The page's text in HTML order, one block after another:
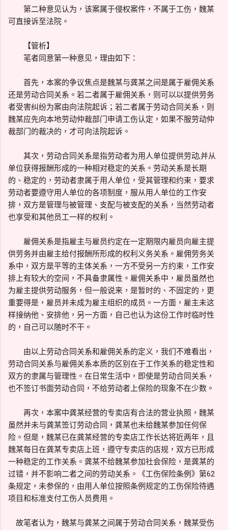
第二种意见认为，该案属于侵权案件，不属于工伤，魏某
可直接诉至法院。
【管析】
笔者同意第一种意见，理由如下：
首先，本案的争议焦点是魏某与龚某之间是属于雇佣关系
还是劳动合同关系。若二者属于雇佣关系，则可以以提供劳务
者受害纠纷为案由向法院起诉；若二者属于劳动合同关系，则
魏某应先向本地劳动仲裁部门申请工伤认定，如果不服劳动仲
裁部门的裁决的，才可向法院起诉。
其次，劳动合同关系是指劳动者为用人单位提供劳动,并从
单位获得报酬形成的一种相对稳定的关系。劳动关系是长期
的、稳定的，劳动者隶属于用人单位，受其管理和约束，要求
劳动者要遵守用人单位的各项制度，服从用人单位的工作安
排，双方是管理与被管理、支配与被支配的关系，当然劳动者
也享受和其他员工一样的权利。
雇佣关系是指雇主与雇员约定在一定期限内雇员向雇主提
供劳务并由雇主给付报酬所形成的权利义务关系。雇佣劳务关
系中，双方是平等的主体关系，一方不受另一方约束，工作安
排上有较大的空间，不具备隶属性。雇佣关系中，雇员虽然也
为雇主提供劳动服务，但一般说来，是暂时的、不固定的，更
重要得是，雇员并未成为雇主组织的成员。一方面，雇主未这
样接纳他、安排他，另一方面，自己也认为这份工作时临时性
的，自己可以随时不干。
由以上劳动合同关系和雇佣关系的定义，我们不难看出，
劳动合同关系与雇佣关系本质的区别在于工作关系的稳定性和
双方的隶属与管理性。在日常生活中，即使是劳动合同关系，
也不签订书面劳动合同，不给劳动者上保险的现象不在少数。
再次，本案中龚某经营的专卖店有合法的营业执照，魏某
虽然并未与龚某签订劳动合同，龚某也未给魏某参加任何保
险。但是，魏某已在龚某经营的专卖店工作长达将近两年，且
魏某每日在龚某专卖店上班，遵守专卖店的店规，双方已形成
一种稳定的工作关系。龚某不给魏某参加社会保险，是龚某的
过错，并不影响二者之间的劳动关系。《工伤保险条例》第62
条规定，未参保的，由用人单位按照条例规定的工伤保险待遇
项目和标准支付工伤人员费用。
故笔者认为，魏某与龚某之间属于劳动合同关系，魏某受伤